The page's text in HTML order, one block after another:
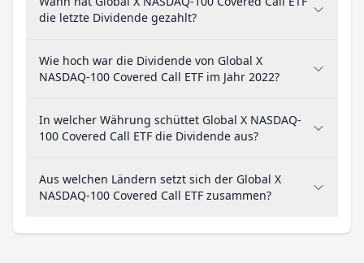
die letzte Dividende gezahlt?
Wie hoch war die Dividende von Global X
NASDAQ-100 Covered Call ETF im Jahr 2022?
In welcher Währung schüttet Global X NASDAQ-
100 Covered Call ETF die Dividende aus?
Aus welchen Ländern setzt sich der Global X
NASDAQ-100 Covered Call ETF zusammen?